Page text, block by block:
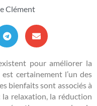
Clément
pour améliorer la
certainement l’un des
bienfaits sont associés à
relaxation, la réduction